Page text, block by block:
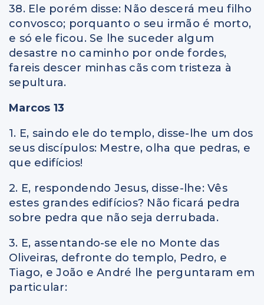
38. Ele porém disse: Não descerá meu filho
convosco; porquanto o seu irmão é morto,
e só ele ficou. Se lhe suceder algum
desastre no caminho por onde fordes,
fareis descer minhas cãs com tristeza à
sepultura.
Marcos 13
1. E, saindo ele do templo, disse-lhe um dos
seus discípulos: Mestre, olha que pedras, e
que edifícios!
2. E, respondendo Jesus, disse-lhe: Vês
estes grandes edifícios? Não ficará pedra
sobre pedra que não seja derrubada.
3. E, assentando-se ele no Monte das
Oliveiras, defronte do templo, Pedro, e
Tiago, e João e André lhe perguntaram em
particular: